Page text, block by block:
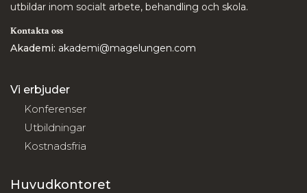
utbildar inom socialt arbete, behandling och skola.
Kontakta oss
Akademi: akademi@magelungen.com
Vi erbjuder
Konferenser
Utbildningar
Kostnadsfria
Huvudkontoret